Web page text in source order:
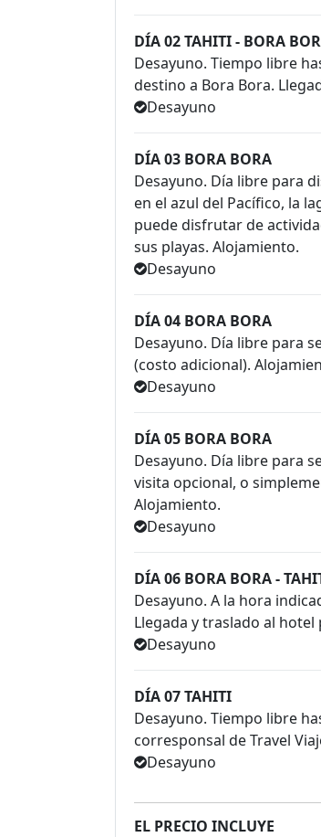
DÍA 02 TAHITI - BORA
Desayuno. Tiempo libre
destino a Bora Bora.
Desayuno
DÍA 03 BORA BORA
Desayuno. Día libre para
en el azul del Pacífico, la
puede disfrutar de
sus playas. Alojamiento.
Desayuno
DÍA 04 BORA BORA
Desayuno. Día libre para
(costo adicional).
Desayuno
DÍA 05 BORA BORA
Desayuno. Día libre para
visita opcional, o
Alojamiento.
Desayuno
DÍA 06 BORA BORA -
Desayuno. A la hora
Llegada y traslado al
Desayuno
DÍA 07 TAHITI
Desayuno. Tiempo libre
corresponsal de Travel
Desayuno
EL PRECIO INCLUYE